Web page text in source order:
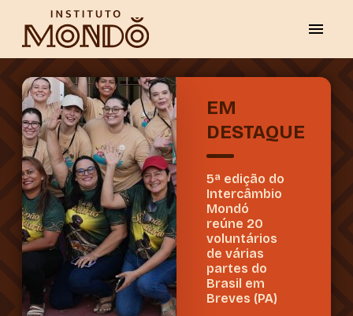
EM
DESTAQUE
5ª edição do
Intercâmbio
Mondó
reúne 20
voluntários
de várias
partes do
Brasil em
Breves (PA)